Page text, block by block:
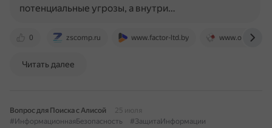
0 zscomp.ru www.factor-ltd.by www.osp.ru
потенциальные угрозы, а внутри…
Читать далее
Вопрос для Поиска с Алисой
25 июля
#ИнформационнаяБезопасность
#ЗащитаИнформации